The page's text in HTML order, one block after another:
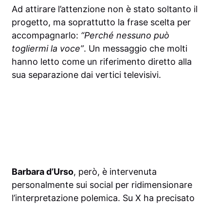
Ad attirare l’attenzione non è stato soltanto il
progetto, ma soprattutto la frase scelta per
accompagnarlo: “Perché nessuno può
togliermi la voce”. Un messaggio che molti
hanno letto come un riferimento diretto alla
sua separazione dai vertici televisivi.
Barbara d’Urso, però, è intervenuta
personalmente sui social per ridimensionare
l’interpretazione polemica. Su X ha precisato